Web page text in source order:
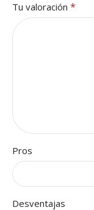
Tu valoración *
Pros
Desventajas